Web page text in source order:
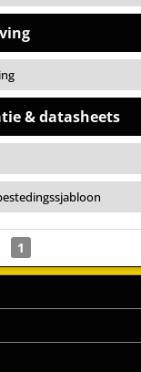
& datasheets
1